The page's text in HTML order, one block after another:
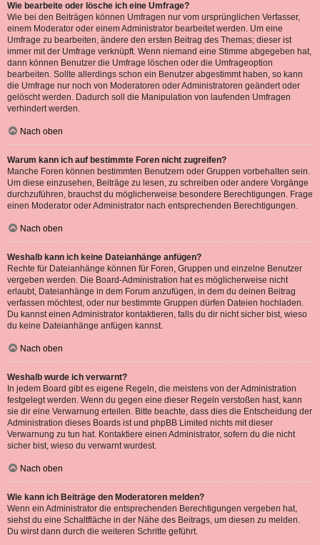
Wie bearbeite oder lösche ich eine Umfrage?
Wie bei den Beiträgen können Umfragen nur vom ursprünglichen Verfasser,
einem Moderator oder einem Administrator bearbeitet werden. Um eine
Umfrage zu bearbeiten, ändere den ersten Beitrag des Themas; dieser ist
immer mit der Umfrage verknüpft. Wenn niemand eine Stimme abgegeben hat,
dann können Benutzer die Umfrage löschen oder die Umfrageoption
bearbeiten. Sollte allerdings schon ein Benutzer abgestimmt haben, so kann
die Umfrage nur noch von Moderatoren oder Administratoren geändert oder
gelöscht werden. Dadurch soll die Manipulation von laufenden Umfragen
verhindert werden.
Nach oben
Warum kann ich auf bestimmte Foren nicht zugreifen?
Manche Foren können bestimmten Benutzern oder Gruppen vorbehalten sein.
Um diese einzusehen, Beiträge zu lesen, zu schreiben oder andere Vorgänge
durchzuführen, brauchst du möglicherweise besondere Berechtigungen. Frage
einen Moderator oder Administrator nach entsprechenden Berechtigungen.
Nach oben
Weshalb kann ich keine Dateianhänge anfügen?
Rechte für Dateianhänge können für Foren, Gruppen und einzelne Benutzer
vergeben werden. Die Board-Administration hat es möglicherweise nicht
erlaubt, Dateianhänge in dem Forum anzufügen, in dem du deinen Beitrag
verfassen möchtest, oder nur bestimmte Gruppen dürfen Dateien hochladen.
Du kannst einen Administrator kontaktieren, falls du dir nicht sicher bist, wieso
du keine Dateianhänge anfügen kannst.
Nach oben
Weshalb wurde ich verwarnt?
In jedem Board gibt es eigene Regeln, die meistens von der Administration
festgelegt werden. Wenn du gegen eine dieser Regeln verstoßen hast, kann
sie dir eine Verwarnung erteilen. Bitte beachte, dass dies die Entscheidung der
Administration dieses Boards ist und phpBB Limited nichts mit dieser
Verwarnung zu tun hat. Kontaktiere einen Administrator, sofern du die nicht
sicher bist, wieso du verwarnt wurdest.
Nach oben
Wie kann ich Beiträge den Moderatoren melden?
Wenn ein Administrator die entsprechenden Berechtigungen vergeben hat,
siehst du eine Schaltfläche in der Nähe des Beitrags, um diesen zu melden.
Du wirst dann durch die weiteren Schritte geführt.